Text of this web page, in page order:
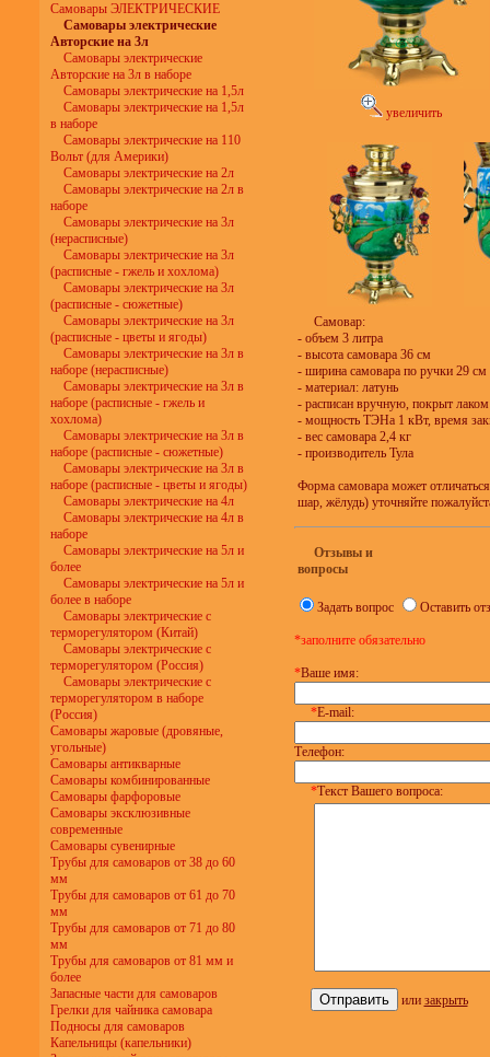
Самовары ЭЛЕКТРИЧЕСКИЕ
Самовары электрические
Авторские на 3л
Самовары электрические
Авторские на 3л в наборе
Самовары электрические на 1,5л
Самовары электрические на 1,5л
в наборе
Самовары электрические на 110
Вольт (для Америки)
Самовары электрические на 2л
Самовары электрические на 2л в
наборе
Самовары электрические на 3л
(нерасписные)
Самовары электрические на 3л
(расписные - гжель и хохлома)
Самовары электрические на 3л
(расписные - сюжетные)
Самовары электрические на 3л
(расписные - цветы и ягоды)
Самовары электрические на 3л в
наборе (нерасписные)
Самовары электрические на 3л в
наборе (расписные - гжель и
хохлома)
Самовары электрические на 3л в
наборе (расписные - сюжетные)
Самовары электрические на 3л в
наборе (расписные - цветы и ягоды)
Самовары электрические на 4л
Самовары электрические на 4л в
наборе
Самовары электрические на 5л и
более
Самовары электрические на 5л и
более в наборе
Самовары электрические с
терморегулятором (Китай)
Самовары электрические с
терморегулятором (Россия)
Самовары электрические с
терморегулятором в наборе
(Россия)
Самовары жаровые (дровяные,
угольные)
Самовары антикварные
Самовары комбинированные
Самовары фарфоровые
Самовары эксклюзивные
современные
Самовары сувенирные
Трубы для самоваров от 38 до 60
мм
Трубы для самоваров от 61 до 70
мм
Трубы для самоваров от 71 до 80
мм
Трубы для самоваров от 81 мм и
более
Запасные части для самоваров
Грелки для чайника самовара
Подносы для самоваров
Капельницы (капельники)
увеличить
Самовар:
- объем 3 литра
- высота самовара 36 см
- ширина самовара по ручки 29 см
- материал: латунь
- расписан вручную, покрыт лаком
- мощность ТЭНа 1 кВт, время
- вес самовара 2,4 кг
- производитель Тула
Форма самовара может
шар, жёлудь) уточняйте
Отзывы и
вопросы
Задать вопрос Оставить
*заполните обязательно
*Ваше имя:
*E-mail:
Телефон:
*Текст Вашего вопроса:
или закрыть